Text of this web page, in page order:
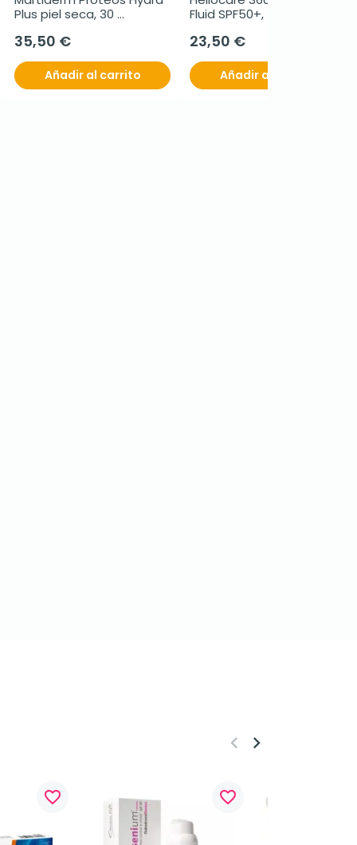
Plus piel seca, 30
35,50 €
Añadir al carrito
Fluid SPF50+, 50 ml +
Hyaluboost Serum
23,50 €
Añadir al carrito
favorite_border favorite_border
keyboard_arrow_left keyboard_arrow_right